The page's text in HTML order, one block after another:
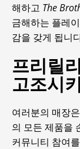
해하고 The
금해하는 플레
감을 갖게 됩니
프리릴
고조시
여러분의 매장
의 모든 제품을
커뮤니티 참여